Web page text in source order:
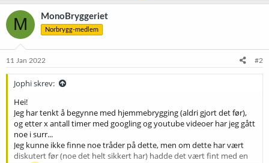
M MonoBryggeriet
Norbrygg-medlem
11 Jan 2022 #2
Jophi skrev:
Hei!
Jeg har tenkt å begynne med hjemmebrygging (aldri gjort det før),
og etter x antall timer med googling og youtube videoer har jeg gått
noe i surr...
Jeg kunne ikke finne noe tråder på dette, men om dette har vært
diskutert før (noe det helt sikkert har) hadde det vært fint med en